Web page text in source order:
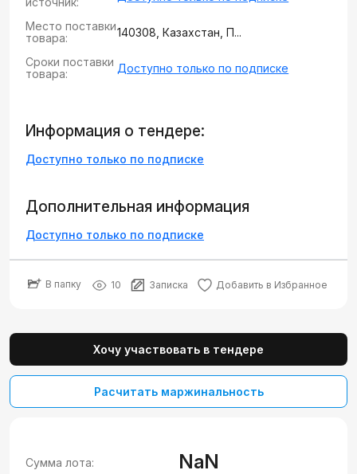
Место поставки
товара:
140308, Казахстан, П...
Сроки поставки
товара:
Доступно только по подписке
Информация о тендере:
Доступно только по подписке
Дополнительная информация
Доступно только по подписке
В папку 10 Записка Добавить в Избранное
Хочу участвовать в тендере
Расчитать маржинальность
Сумма лота: NaN